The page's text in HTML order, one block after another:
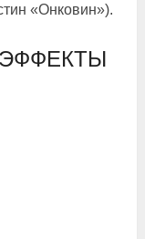
«Онковин»).